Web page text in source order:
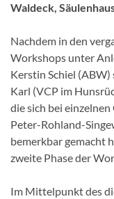
Waldeck,
Nachdem in den
Workshops unter
Kerstin Schiel
Karl (VCP im
die sich bei
Peter-Rohland-
bemerkbar gemacht
zweite Phase der
Im Mittelpunkt des